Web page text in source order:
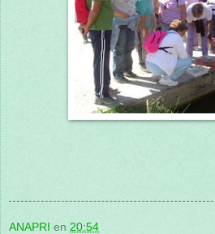
ANAPRI en 20:54